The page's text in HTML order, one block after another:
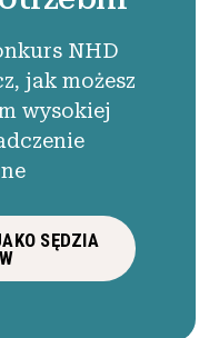
NHD
jak możesz
wysokiej
SĘDZIA